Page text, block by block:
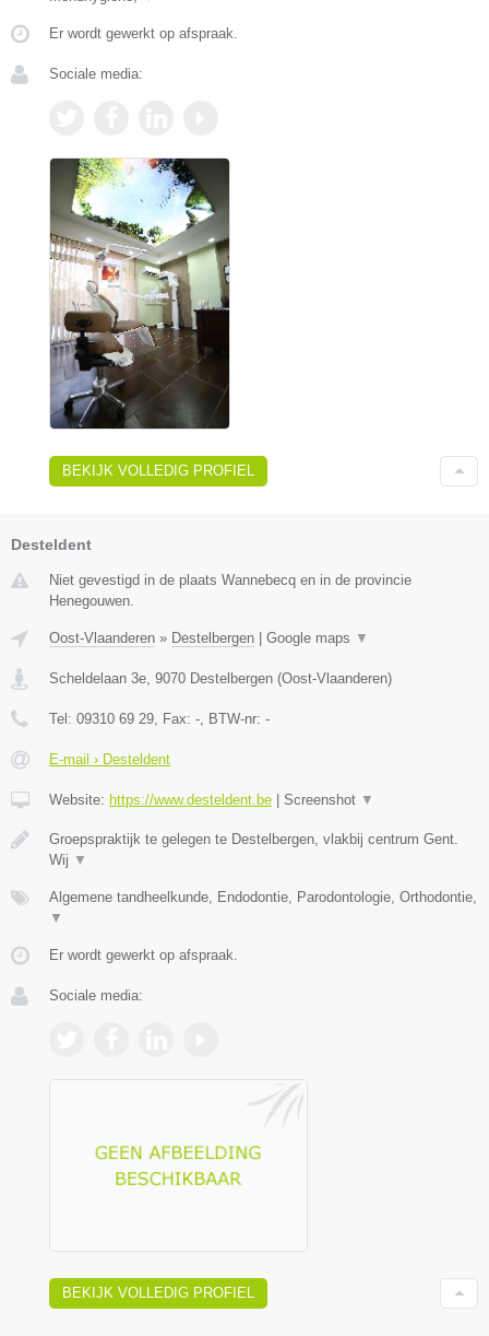
Er wordt gewerkt op afspraak.
Sociale media:
BEKIJK VOLLEDIG PROFIEL
Desteldent
Niet gevestigd in de plaats Wannebecq en in de provincie
Henegouwen.
Oost-Vlaanderen » Destelbergen Google maps ▼
Scheldelaan 3e 9070 Destelbergen (Oost-Vlaanderen)
Tel: 09310 69 29 , Fax: - , BTW-nr: -
E-mail › Desteldent
Website: https://www.desteldent.be Screenshot ▼
Groepspraktijk te gelegen te Destelbergen, vlakbij centrum Gent.
Wij ▼
Algemene tandheelkunde, Endodontie, Parodontologie, Orthodontie,
▼
Er wordt gewerkt op afspraak.
Sociale media:
BEKIJK VOLLEDIG PROFIEL